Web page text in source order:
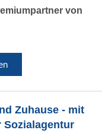
von
Zuhause - mit
Sozialagentur